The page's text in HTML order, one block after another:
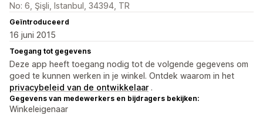
No: 6, Şişli, Istanbul, 34394, TR
Geïntroduceerd
16 juni 2015
Toegang tot gegevens
Deze app heeft toegang nodig tot de volgende gegevens om
goed te kunnen werken in je winkel. Ontdek waarom in het
privacybeleid van de ontwikkelaar .
Gegevens van medewerkers en bijdragers bekijken:
Winkeleigenaar